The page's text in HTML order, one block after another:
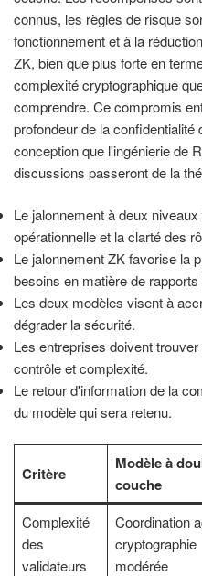
connus, les règles de risque
fonctionnement et à la
ZK, bien que plus forte en
complexité cryptographique
comprendre. Ce compromis
profondeur de la confidentialité
conception que l'ingénierie de
discussions passeront de la
Le jalonnement à deux
opérationnelle et la clarté des
Le jalonnement ZK favorise la
besoins en matière de
Les deux modèles visent à
dégrader la sécurité.
Les entreprises doivent
contrôle et complexité.
Le retour d'information de la
du modèle qui sera retenu.
Critère
Modèle à
couche
Complexité
des
validateurs
Coordination
cryptographie
modérée